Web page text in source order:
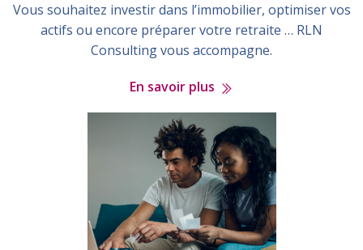
Vous souhaitez investir dans l’immobilier, optimiser vos
actifs ou encore préparer votre retraite … RLN
Consulting vous accompagne.
En savoir plus